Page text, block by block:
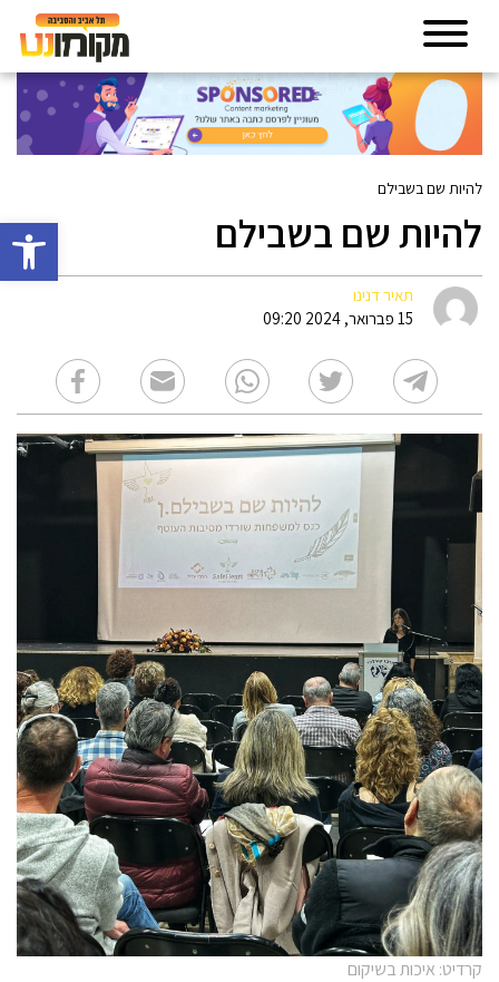
פתח
להיות שם בשבילם
להיות שם בשבילם
תאיר דנינו
15 פברואר, 2024 09:20
קרדיט: איכות בשיקום